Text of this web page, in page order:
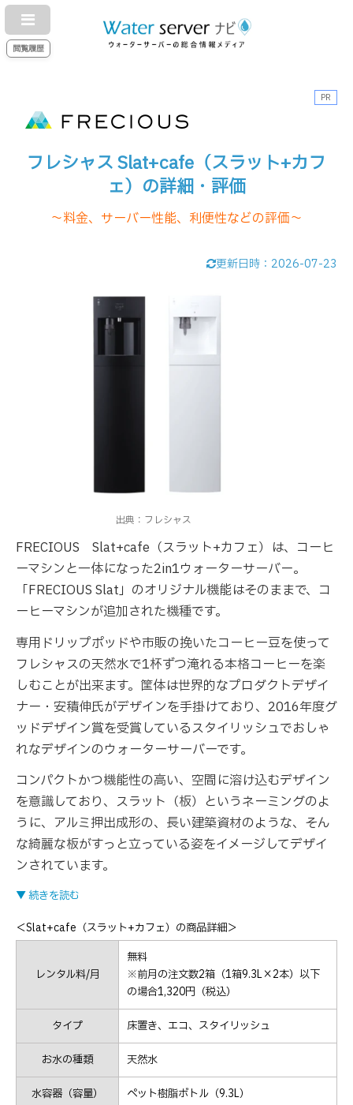
閲覧履歴
PR
フレシャス Slat+cafe（スラット+カフ
ェ）の詳細・評価
～料金、サーバー性能、利便性などの評価～
更新日時： 2026-07-23
出典：フレシャス
FRECIOUS Slat+cafe（スラット+カフェ）は、コーヒ
ーマシンと一体になった2in1ウォーターサーバー。
「FRECIOUS Slat」のオリジナル機能はそのままで、コ
ーヒーマシンが追加された機種です。
専用ドリップポッドや市販の挽いたコーヒー豆を使って
フレシャスの天然水で1杯ずつ淹れる本格コーヒーを楽
しむことが出来ます。筐体は世界的なプロダクトデザイ
ナー・安積伸氏がデザインを手掛けており、2016年度グ
ッドデザイン賞を受賞しているスタイリッシュでおしゃ
れなデザインのウォーターサーバーです。
コンパクトかつ機能性の高い、空間に溶け込むデザイン
を意識しており、スラット（板）というネーミングのよ
うに、アルミ押出成形の、長い建築資材のような、そん
な綺麗な板がすっと立っている姿をイメージしてデザイ
ンされています。
▼ 続きを読む
＜Slat+cafe（スラット+カフェ）の商品詳細＞
レンタル料/月
無料
※前月の注文数2箱（1箱9.3L×2本）以下
の場合1,320円（税込）
タイプ 床置き、エコ、スタイリッシュ
お水の種類 天然水
水容器（容量） ペット樹脂ボトル（9.3L）